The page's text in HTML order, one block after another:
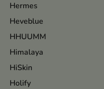
Hermes
Heveblue
HHUUMM
Himalaya
HiSkin
Holify